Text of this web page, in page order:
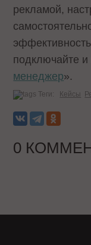
рекламой,
подключайте и
менеджер».
Теги: Кейсы
0